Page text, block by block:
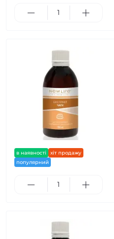
в наявності
хіт продажу
популярний